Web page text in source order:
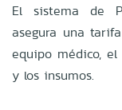
El sistema de
asegura una
equipo médico,
y los insumos.